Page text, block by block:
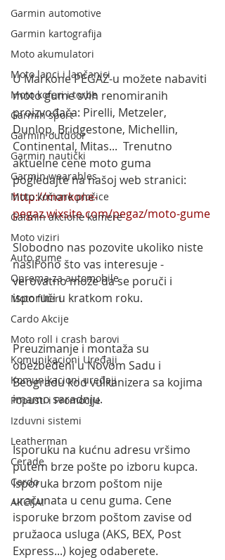
Garmin automotive
Garmin kartografija
Moto akumulatori
Moto lanci i lančanici
Moto koferi i torbe
Garmin sport
Garmin outdoor
Garmin nautički
Garmin wearables
Moto kočione pločice
Garmin akcione kamere
Moto viziri
Auto gume
Oprema za automobile
Moto filteri
Cardo Akcije
Moto roll i crash barovi
Komunikacioni Uređaji
Komunikacioni uređaji
Popusti i Promocije
Izduvni sistemi
Leatherman
Cerade
Cardo
AKCIJA!
U Markone PEGAZ-u možete nabaviti
moto gume svih renomiranih
proizvođača: Pirelli, Metzeler,
Dunlop, Bridgestone, Michellin,
Continental, Mitas...  Trenutno
aktuelne cene moto guma
pogledajte na našoj web stranici:
http://markone-
pegaz.wixsite.com/pegaz/moto-gume
Slobodno nas pozovite ukoliko niste
našli ono što vas interesuje -
verovatno može da se poruči i
isporuči u kratkom roku.
​Preuzimanje i montaža su
obezbeđeni u Novom Sadu i
Beogradu kod vulkanizera sa kojima
imamo saradnju.
Isporuku na kućnu adresu vršimo
putem brze pošte po izboru kupca.
Isporuka brzom poštom nije
uračunata u cenu guma. Cene
isporuke brzom poštom zavise od
pružaoca usluga (AKS, BEX, Post
Express...) kojeg odaberete.